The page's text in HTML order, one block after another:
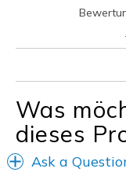
Geeignete
Casual Wear
Travel
Width
Sizing
View On Shoes
Was
dieses
Ask a